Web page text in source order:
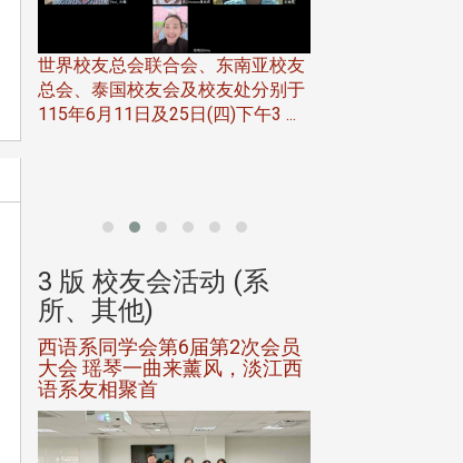
世界校友总会联合会、东南亚校友
总会、泰国校友会及校友处分别于
115年6月11日及25日(四)下午3 ...
3 版 校友会活动 (系
所、其他)
西语系同学会第6届第2次会员
大会 瑶琴一曲来薰风，淡江西
语系友相聚首